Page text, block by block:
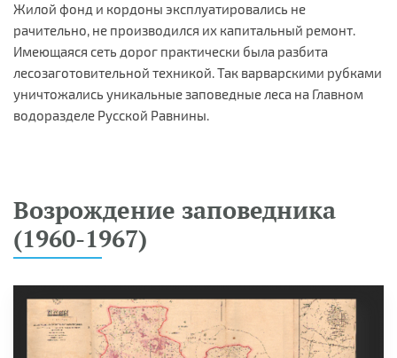
Жилой фонд и кордоны эксплуатировались не
рачительно, не производился их капитальный ремонт.
Имеющаяся сеть дорог практически была разбита
лесозаготовительной техникой. Так варварскими рубками
уничтожались уникальные заповедные леса на Главном
водоразделе Русской Равнины.
Возрождение заповедника
(1960-1967)